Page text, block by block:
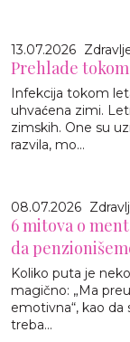
13.07.2026
Prehlade
Infekcija tokom
uhvaćena zimi.
zimskih. One su
razvila, mo...
08.07.2026
6 mitova o
da
Koliko puta je
magično: „Ma
emotivna“, kao
treba...